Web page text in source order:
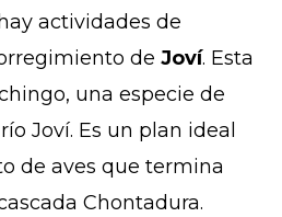
actividades de
de Joví. Esta
una especie de
Joví. Es un plan ideal
de aves que termina
Chontadura.